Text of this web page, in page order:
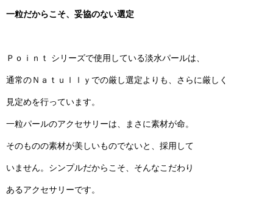
一粒だからこそ、妥協のない選定
Ｐｏｉｎｔ シリーズで使用している淡水パールは、
通常のＮａｔｕｌｌｙでの厳し選定よりも、さらに厳しく
見定めを行っています。
一粒パールのアクセサリーは、まさに素材が命。
そのものの素材が美しいものでないと、採用して
いません。シンプルだからこそ、そんなこだわり
あるアクセサリーです。